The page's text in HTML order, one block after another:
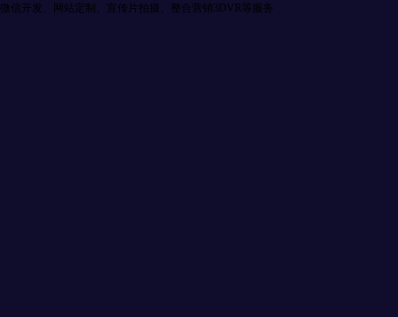
微信开发、网站定制、宣传片拍摄、整合营销3DVR等服务